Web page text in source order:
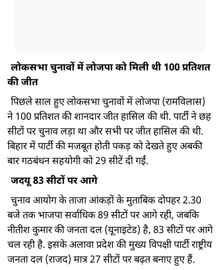
लोकसभा चुनावों में लोजपा को मिली थी 100 प्रतिशत
की जीत
पिछले साल हुए लोकसभा चुनावों में लोजपा (रामविलास)
ने 100 प्रतिशत की शानदार जीत हासिल की थी. पार्टी ने छह
सीटों पर चुनाव लड़ा था और सभी पर जीत हासिल की थी.
बिहार में पार्टी की मजबूत होती पकड़ को देखते हुए अबकी
बार गठबंधन सहयोगी को 29 सीटें दी गईं.
जदयू 83 सीटों पर आगे
चुनाव आयोग के ताजा आंकड़ों के मुताबिक दोपहर 2.30
बजे तक भाजपा सर्वाधिक 89 सीटों पर आगे रही, जबकि
नीतीश कुमार की जनता दल (यूनाइटेड) है, 83 सीटों पर आगे
चल रही है. इसके अलावा प्रदेश की मुख्य विपक्षी पार्टी राष्ट्रीय
जनता दल (राजद) मात्र 27 सीटों पर बढ़त बनाए हुए हैं.